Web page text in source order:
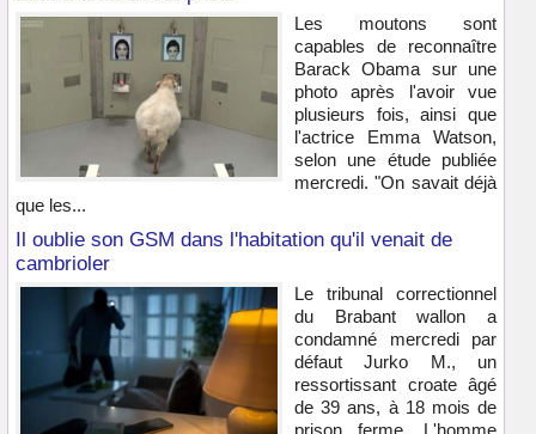
Les moutons sont
capables de reconnaître
Barack Obama sur une
photo après l'avoir vue
plusieurs fois, ainsi que
l'actrice Emma Watson,
selon une étude publiée
mercredi. "On savait déjà
que les...
Il oublie son GSM dans l'habitation qu'il venait de
cambrioler
Le tribunal correctionnel
du Brabant wallon a
condamné mercredi par
défaut Jurko M., un
ressortissant croate âgé
de 39 ans, à 18 mois de